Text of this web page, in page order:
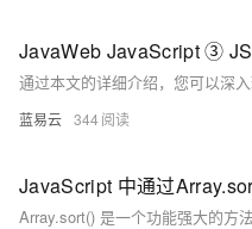
JavaWeb JavaScript ③
蓝易云 344